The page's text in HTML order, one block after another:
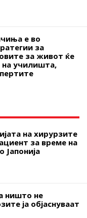
е во
за
за живот ќе
училишта,
на хирурзите
за време на
Јапонија
ништо не
ја објаснуваат